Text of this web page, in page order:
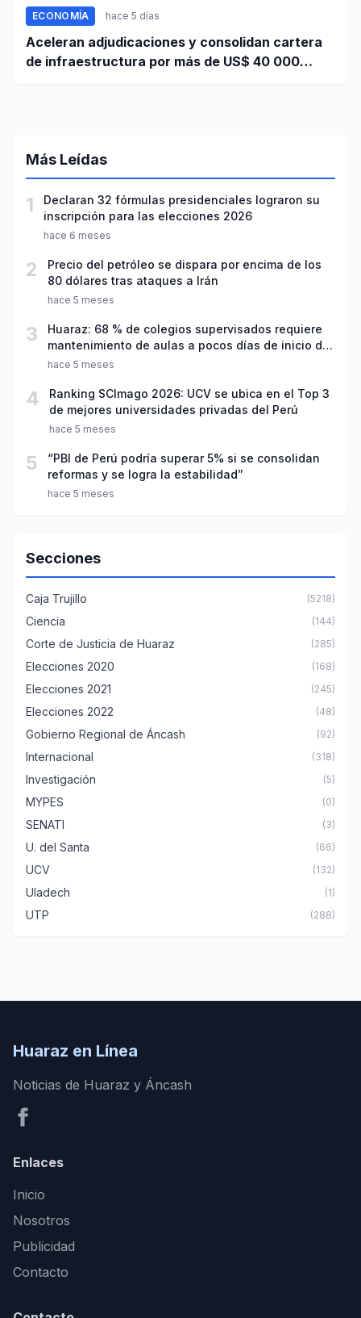
ECONOMÍA hace 5 días
Aceleran adjudicaciones y consolidan cartera
de infraestructura por más de US$ 40 000
Más Leídas
1
Declaran 32 fórmulas presidenciales lograron su
inscripción para las elecciones 2026
hace 6 meses
2
Precio del petróleo se dispara por encima de los
80 dólares tras ataques a Irán
hace 5 meses
3
Huaraz: 68 % de colegios supervisados requiere
mantenimiento de aulas a pocos días de inicio del
año escolar 2026
hace 5 meses
4
Ranking SCImago 2026: UCV se ubica en el Top 3
de mejores universidades privadas del Perú
hace 5 meses
5
“PBI de Perú podría superar 5% si se consolidan
reformas y se logra la estabilidad”
hace 5 meses
Secciones
Caja Trujillo (5218)
Ciencia (144)
Corte de Justicia de Huaraz (285)
Elecciones 2020 (168)
Elecciones 2021 (245)
Elecciones 2022 (48)
Gobierno Regional de Áncash (92)
Internacional (318)
Investigación (5)
MYPES (0)
SENATI (3)
U. del Santa (66)
UCV (132)
Uladech (1)
UTP (288)
Huaraz en Línea
Noticias de Huaraz y Áncash
Enlaces
Inicio
Nosotros
Publicidad
Contacto